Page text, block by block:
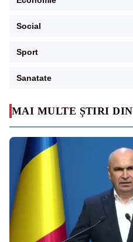
MAI MULTE ȘTIRI DIN
Social
Sport
Sanatate